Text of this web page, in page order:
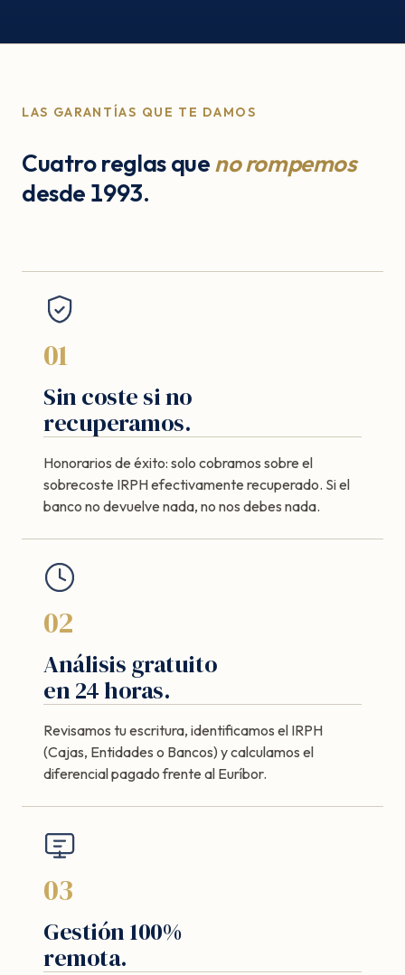
LAS GARANTÍAS QUE TE DAMOS
Cuatro reglas queno rompemos
desde 1993.
01
Sin coste si no
recuperamos.
Honorarios de éxito: solo cobramos sobre el
sobrecoste IRPH efectivamente recuperado. Si el
banco no devuelve nada, no nos debes nada.
02
Análisis gratuito
en 24 horas.
Revisamos tu escritura, identificamos el IRPH
(Cajas, Entidades o Bancos) y calculamos el
diferencial pagado frente al Euríbor.
03
Gestión 100%
remota.